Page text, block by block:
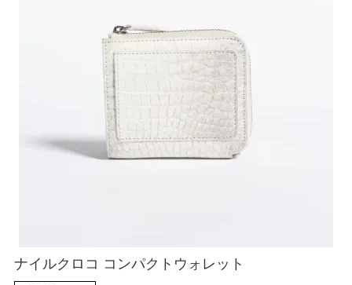
ディース
ナイルクロコ コンパクトウォレット